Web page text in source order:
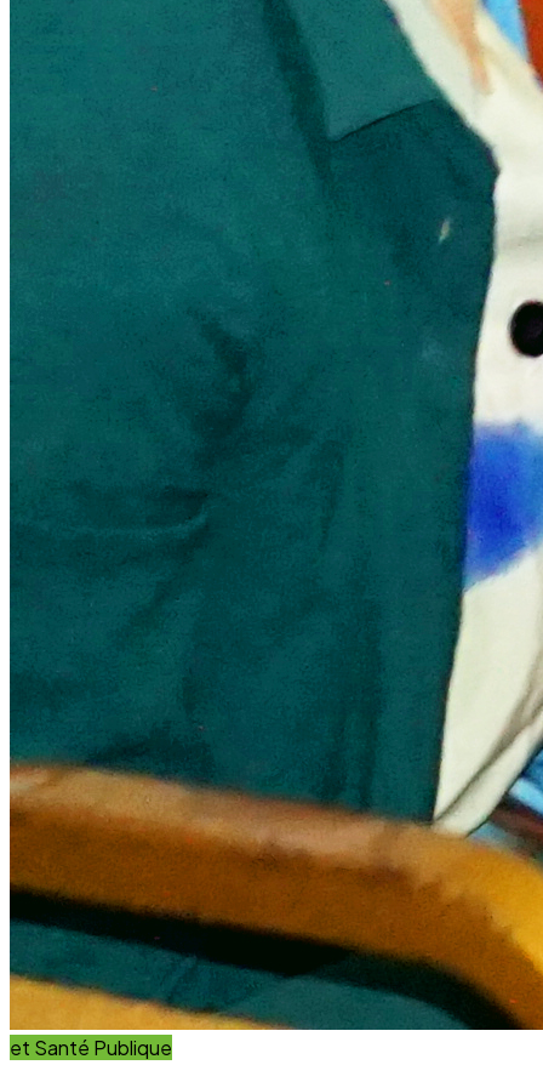
et Santé Publique